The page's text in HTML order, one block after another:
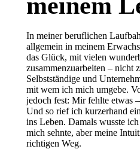
In meiner beruflichen
allgemein in meinem
das Glück, mit vielen
zusammenzuarbeiten – nicht
Selbstständige und
mit wem ich mich umgebe.
jedoch fest: Mir fehlte etwas
Und so rief ich kurzerhand
ins Leben. Damals wusste
mich sehnte, aber meine
richtigen Weg.